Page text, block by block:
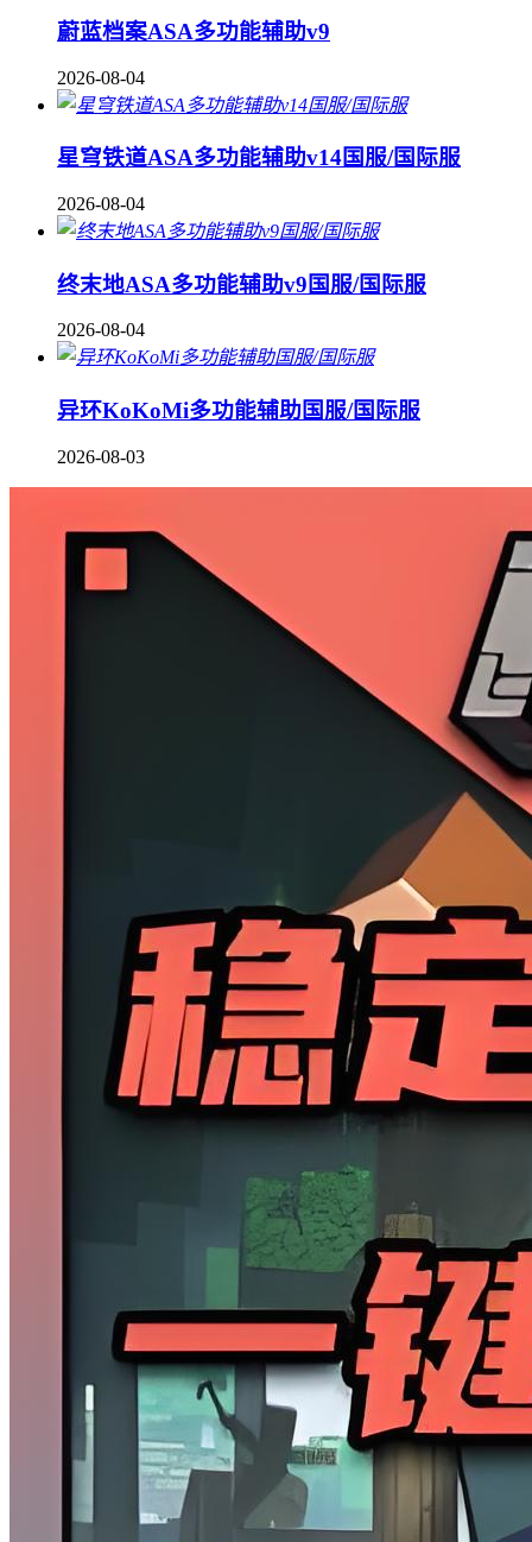
蔚蓝档案ASA多功能辅助v9
2026-08-04
星穹铁道ASA多功能辅助v14国服/国际服
2026-08-04
终末地ASA多功能辅助v9国服/国际服
2026-08-04
异环KoKoMi多功能辅助国服/国际服
2026-08-03